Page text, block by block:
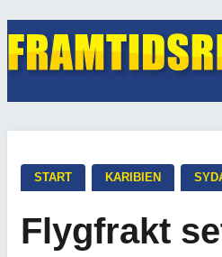
START KARIBIEN
Flygfrakt